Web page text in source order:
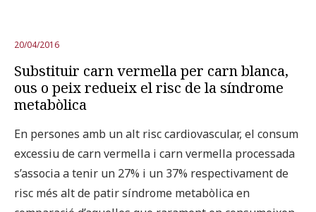
20/04/2016
Substituir carn vermella per carn blanca,
ous o peix redueix el risc de la síndrome
metabòlica
En persones amb un alt risc cardiovascular, el consum
excessiu de carn vermella i carn vermella processada
s’associa a tenir un 27% i un 37% respectivament de
risc més alt de patir síndrome metabòlica en